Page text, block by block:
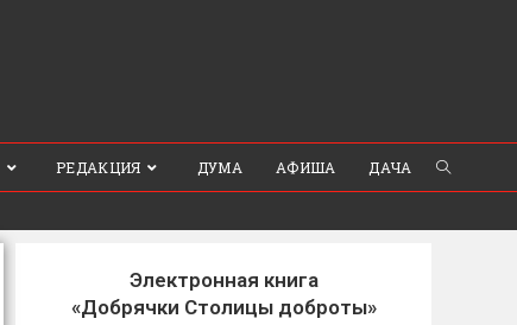
РЕДАКЦИЯ ДУМА АФИША ДАЧА
Электронная книга
«Добрячки Столицы доброты»